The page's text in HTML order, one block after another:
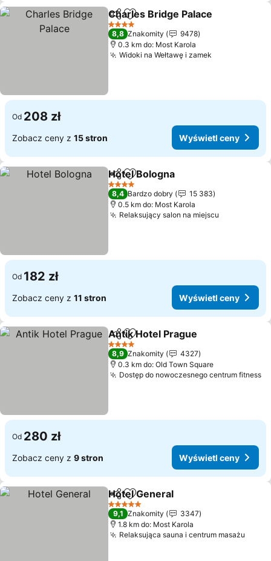
Udostępnij
Dodaj do ulubionych
Charles Bridge Palace
4 Kategoria
8,8 Znakomity
9478
0.3 km do: Most Karola
Widoki na Wełtawę i zamek
Od 208 zł
Zobacz ceny z 15 stron Wyświetl ceny
Udostępnij
Dodaj do ulubionych
Hotel Bologna
4 Kategoria
8,4 Bardzo dobry
15 383
0.5 km do: Most Karola
Relaksujący salon na miejscu
Od 182 zł
Zobacz ceny z 11 stron Wyświetl ceny
Udostępnij
Dodaj do ulubionych
Antik Hotel Prague
4 Kategoria
8,9 Znakomity
4327
0.3 km do: Old Town Square
Dostęp do nowoczesnego centrum fitness
Od 280 zł
Zobacz ceny z 9 stron Wyświetl ceny
Udostępnij
Dodaj do ulubionych
Hotel General
5 Kategoria
9,1 Znakomity
3347
1.8 km do: Most Karola
Relaksująca sauna i centrum masażu